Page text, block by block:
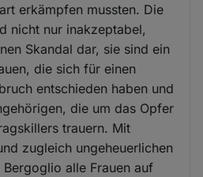
erkämpfen mussten. Die
nicht nur inakzeptabel,
Skandal dar, sie sind ein
die sich für einen
entschieden haben und
die um das Opfer
trauern. Mit
zugleich ungeheuerlichen
alle Frauen auf